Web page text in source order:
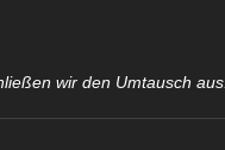
wir den Umtausch aus.